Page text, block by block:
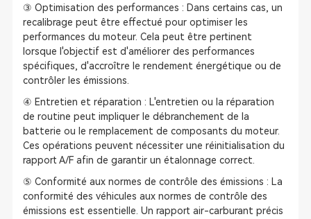
③ Optimisation des performances : Dans certains cas, un
recalibrage peut être effectué pour optimiser les
performances du moteur. Cela peut être pertinent
lorsque l'objectif est d'améliorer des performances
spécifiques, d'accroître le rendement énergétique ou de
contrôler les émissions.
④ Entretien et réparation : L'entretien ou la réparation
de routine peut impliquer le débranchement de la
batterie ou le remplacement de composants du moteur.
Ces opérations peuvent nécessiter une réinitialisation du
rapport A/F afin de garantir un étalonnage correct.
⑤ Conformité aux normes de contrôle des émissions : La
conformité des véhicules aux normes de contrôle des
émissions est essentielle. Un rapport air-carburant précis